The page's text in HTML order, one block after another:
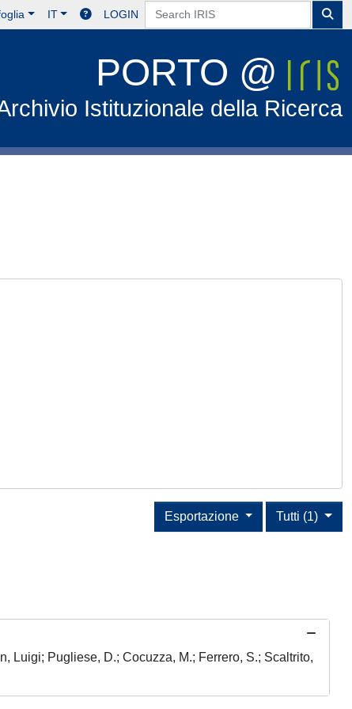
IT LOGIN
PORTO @
Istituzionale della Ricerca
Tutti (1)
Esportazione
Luigi; Pugliese, D.; Cocuzza, M.; Ferrero, S.; Scaltrito,